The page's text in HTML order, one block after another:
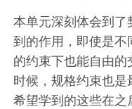
本单元深刻体会到了
到的作用，即使是不
的约束下也能自由
时候，规格约束也是
希望学到的这些在之